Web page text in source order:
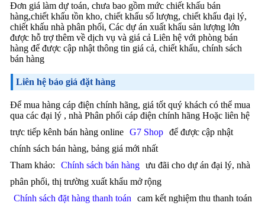
Đơn giá làm dự toán, chưa bao gồm mức chiết khấu bán
hàng,chiết khấu tồn kho, chiết khấu số lượng, chiết khấu đại lý,
chiết khấu nhà phân phối, Các dự án xuất khẩu sản lượng lớn
được hỗ trợ thêm về dịch vụ và giá cả Liên hệ với phòng bán
hàng để được cập nhật thông tin giá cả, chiết khấu, chính sách
bán hàng
Liên hệ báo giá đặt hàng
Để mua hàng cáp điện chính hãng, giá tốt quý khách có thể mua
qua các đại lý , nhà Phân phối cáp điện chính hãng Hoặc liên hệ
trực tiếp kênh bán hàng online G7 Shop
để được cập nhật
chính sách bán hàng, bảng giá mới nhất
Tham khảo:
Chính sách bán hàng
ưu đãi cho dự án đại lý, nhà
phân phối, thị trường xuất khẩu mở rộng
Chính sách đặt hàng thanh toán
cam kết nghiệm thu thanh toán